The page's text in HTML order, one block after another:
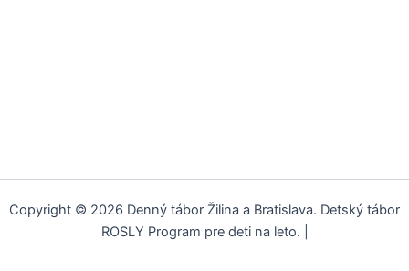
Copyright © 2026 Denný tábor Žilina a Bratislava. Detský tábor
ROSLY Program pre deti na leto. |